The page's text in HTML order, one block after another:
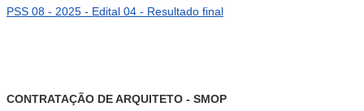
PSS 08 - 2025 - Edital 04 - Resultado final
CONTRATAÇÃO DE ARQUITETO - SMOP